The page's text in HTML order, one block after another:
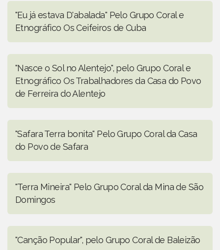
"Eu já estava D'abalada" Pelo Grupo Coral e
Etnográfico Os Ceifeiros de Cuba
"Nasce o Sol no Alentejo", pelo Grupo Coral e
Etnográfico Os Trabalhadores da Casa do Povo
de Ferreira do Alentejo
"Safara Terra bonita" Pelo Grupo Coral da Casa
do Povo de Safara
"Terra Mineira" Pelo Grupo Coral da Mina de São
Domingos
"Canção Popular", pelo Grupo Coral de Baleizão